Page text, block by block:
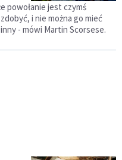
powołanie jest czymś
i nie można go mieć
- mówi Martin Scorsese.